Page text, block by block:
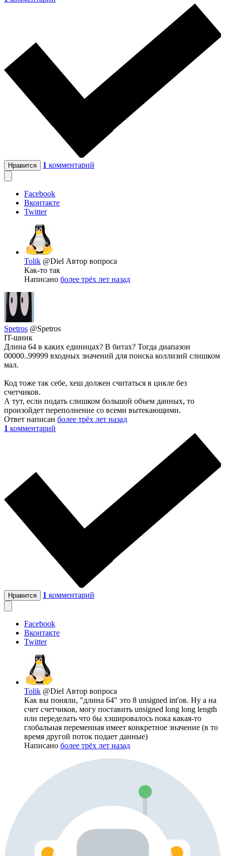
Нравится 1 комментарий
Facebook
Вконтакте
Twitter
Tolik @Diel Автор вопроса
Как-то так
Написано более трёх лет назад
Spetros @Spetros
IT-шник
Длина 64 в каких единицах? В битах? Тогда диапазон
00000..99999 входных значений для поиска коллизий слишком
мал.
Код тоже так себе, хеш должен считаться в цикле без
счетчиков.
А тут, если подать слишком большой объем данных, то
произойдет переполнение со всеми вытекающими.
Ответ написан более трёх лет назад
1 комментарий
Нравится 1 комментарий
Facebook
Вконтакте
Twitter
Tolik @Diel Автор вопроса
Как вы поняли, "длина 64" это 8 unsigned int'ов. Ну а на
счет счетчиков, могу поставить unsigned long long length
или переделать что бы хэшировалось пока какая-то
глобальная переменная имеет конкретное значение (в то
время другой поток подает данные)
Написано более трёх лет назад